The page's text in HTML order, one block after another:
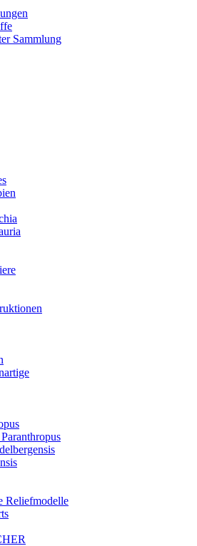
Sammlung
Reliefmodelle